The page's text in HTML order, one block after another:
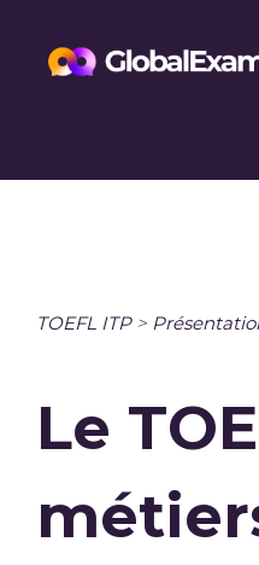
TOEFL ITP>
Le